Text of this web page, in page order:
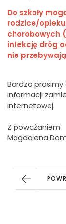
Do szkoły
rodzice/
chorobowych
infekcję dróg
nie
Bardzo
informacji
internetowej.
Z poważaniem
Magdalena